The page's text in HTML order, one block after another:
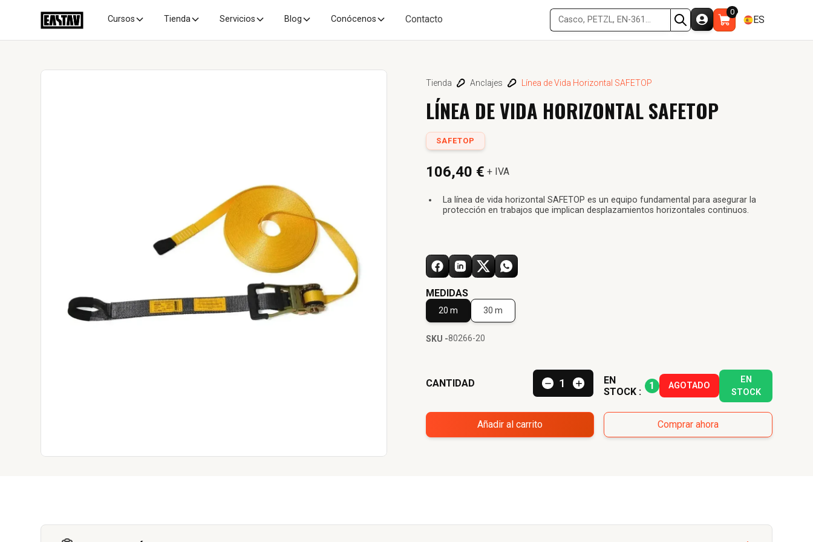
Cursos Tienda Servicios Blog Conócenos Contacto
0
ES
Tienda Anclajes Línea de Vida Horizontal SAFETOP
LÍNEA DE VIDA HORIZONTAL SAFETOP
SAFETOP
106,40 € + IVA
La línea de vida horizontal SAFETOP es un equipo fundamental para asegurar la
protección en trabajos que implican desplazamientos horizontales continuos.
MEDIDAS
20 m 30 m
SKU -80266-20
CANTIDAD
EN
STOCK :
1 AGOTADO
EN
STOCK
Añadir al carrito Comprar ahora